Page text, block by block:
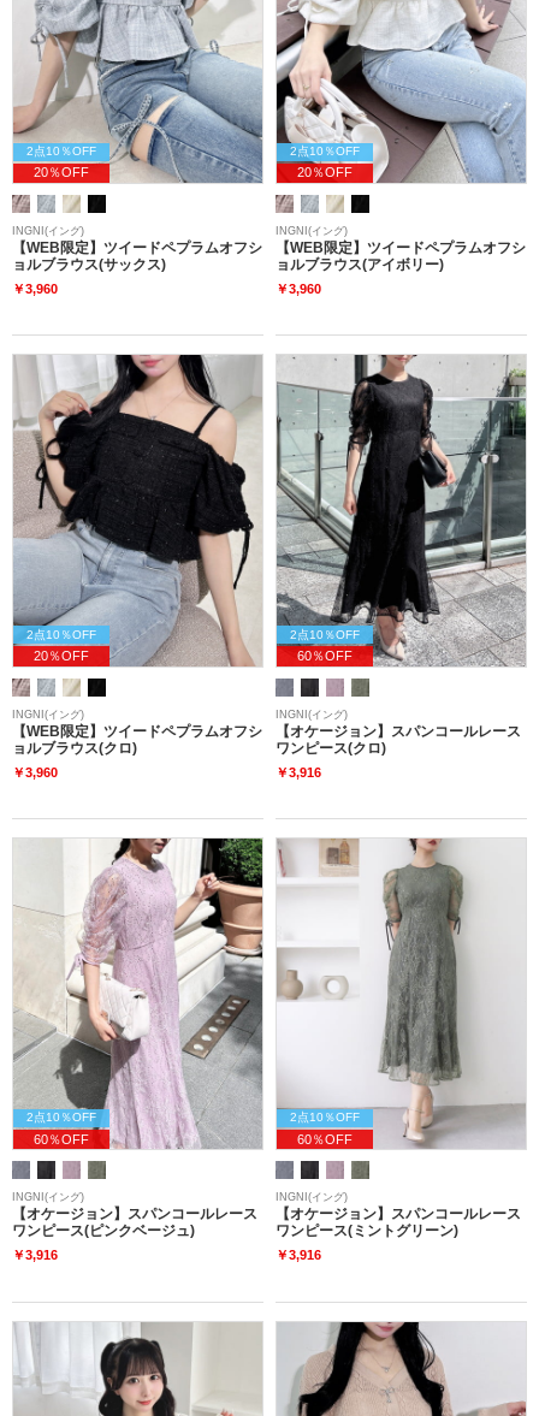
2点10％OFF
20％OFF
INGNI(イング)
【WEB限定】ツイードペプラムオフシ
ョルブラウス(サックス)
￥3,960
2点10％OFF
20％OFF
INGNI(イング)
【WEB限定】ツイードペプラムオフシ
ョルブラウス(アイボリー)
￥3,960
2点10％OFF
20％OFF
INGNI(イング)
【WEB限定】ツイードペプラムオフシ
ョルブラウス(クロ)
￥3,960
2点10％OFF
60％OFF
INGNI(イング)
【オケージョン】スパンコールレース
ワンピース(クロ)
￥3,916
2点10％OFF
60％OFF
INGNI(イング)
【オケージョン】スパンコールレース
ワンピース(ピンクベージュ)
￥3,916
2点10％OFF
60％OFF
INGNI(イング)
【オケージョン】スパンコールレース
ワンピース(ミントグリーン)
￥3,916